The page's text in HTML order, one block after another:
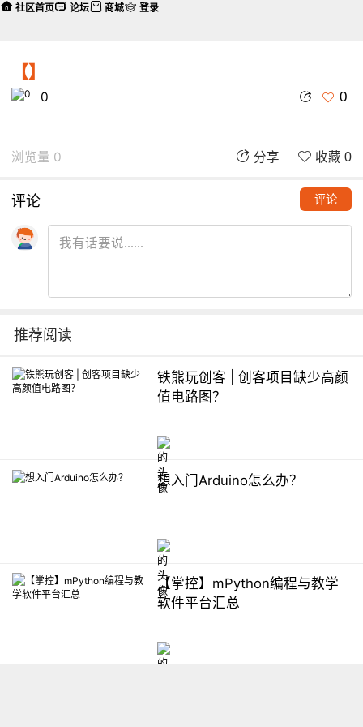
【】
0 0
浏览量 0 分享 收藏 0
评论 评论
推荐阅读
铁熊玩创客 | 创客项目缺少高颜
值电路图？
想入门Arduino怎么办？
【掌控】mPython编程与教学
软件平台汇总
社区首页 论坛 商城 登录